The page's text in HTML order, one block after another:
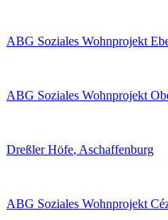
ABG Soziales Wohnprojekt
ABG Soziales Wohnprojekt
Dreßler Höfe, Aschaffenburg
ABG Soziales Wohnprojekt